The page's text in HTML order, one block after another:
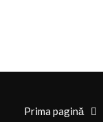
Prima pagină